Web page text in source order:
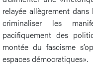
relayée allègrement
criminaliser les
pacifiquement des
montée du fascisme
espaces démocratiques».